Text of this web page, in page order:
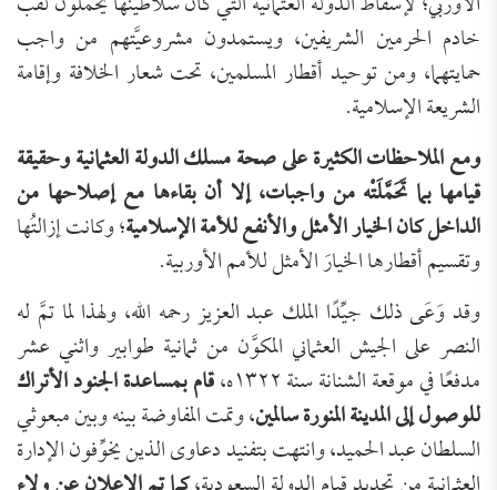
خادم الحرمين الشريفين، ويستمدون مشروعيَّتهم من واجب
حمايتهما، ومن توحيد أقطار المسلمين، تحت شعار الخلافة وإقامة
الشريعة الإسلامية.
ومع الملاحظات الكثيرة على صحة مسلك الدولة العثمانية وحقيقة
قيامها بما تَحَمَّلَتْه من واجبات، إلا أن بقاءها مع إصلاحها من
الداخل كان الخيار الأمثل والأنفع للأمة الإسلامية؛ وكانت إزالتُها
وتقسيم أقطارها الخيارَ الأمثل للأمم الأوربية.
وقد وَعَى ذلك جيِّدًا الملك عبد العزيز رحمه الله، ولهذا لما تمَّ له
النصر على الجيش العثماني المكوَّن من ثمانية طوابير واثني عشر
مدفعًا في موقعة الشنانة سنة ١٣٢٢ه، قام بمساعدة الجنود الأتراك
للوصول إلى المدينة المنورة سالمين، وتمت المفاوضة بينه وبين مبعوثي
السلطان عبد الحميد، وانتهت بتفنيد دعاوى الذين يخوِّفون الإدارة